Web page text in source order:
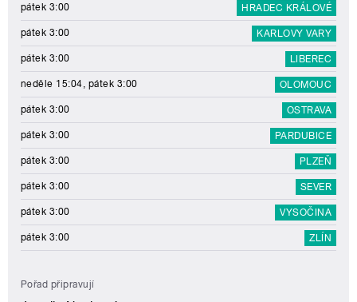
pátek 3:00 HRADEC KRÁLOVÉ
pátek 3:00 KARLOVY VARY
pátek 3:00 LIBEREC
neděle 15:04, pátek 3:00 OLOMOUC
pátek 3:00 OSTRAVA
pátek 3:00 PARDUBICE
pátek 3:00 PLZEŇ
pátek 3:00 SEVER
pátek 3:00 VYSOČINA
pátek 3:00 ZLÍN
Pořad připravují